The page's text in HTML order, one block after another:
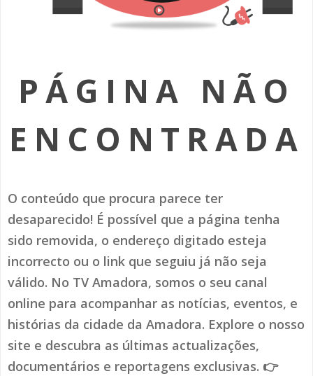
SOMOS TODOS EUROPEUS
AMADORA LIGA À RESILIÊNCIA
(RE) PENSAMENTOS
HISTÓRIAS DE ABRIL
PÁGINA NÃO
ENCONTRADA
O conteúdo que procura parece ter
desaparecido! É possível que a página tenha
sido removida, o endereço digitado esteja
incorrecto ou o link que seguiu já não seja
válido. No TV Amadora, somos o seu canal
online para acompanhar as notícias, eventos, e
histórias da cidade da Amadora. Explore o nosso
site e descubra as últimas actualizações,
documentários e reportagens exclusivas. 👉